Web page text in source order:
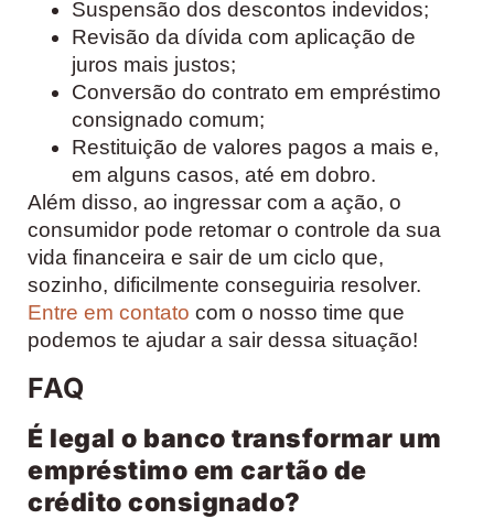
Suspensão dos descontos indevidos;
Revisão da dívida com aplicação de
juros mais justos;
Conversão do contrato em empréstimo
consignado comum;
Restituição de valores pagos a mais e,
em alguns casos, até em dobro.
Além disso, ao ingressar com a ação, o
consumidor pode retomar o controle da sua
vida financeira e sair de um ciclo que,
sozinho, dificilmente conseguiria resolver.
Entre em contato com o nosso time que
podemos te ajudar a sair dessa situação!
FAQ
É legal o banco transformar um
empréstimo em cartão de
crédito consignado?